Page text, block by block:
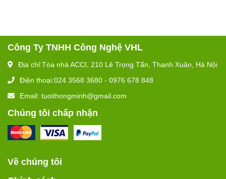
Công Ty TNHH Công Nghệ VHL
Địa chỉ:Tòa nhà ACCI, 210 Lê Trọng Tấn, Thanh Xuân, Hà Nội
Điện thoại:024 3568 3680 - 0976 678 848
Email: tuoithongminh@gmail.com
Chúng tôi chấp nhận
Về chúng tôi